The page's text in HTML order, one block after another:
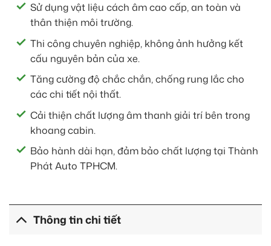
Sử dụng vật liệu cách âm cao cấp, an toàn và
thân thiện môi trường.
Thi công chuyên nghiệp, không ảnh hưởng kết
cấu nguyên bản của xe.
Tăng cường độ chắc chắn, chống rung lắc cho
các chi tiết nội thất.
Cải thiện chất lượng âm thanh giải trí bên trong
khoang cabin.
Bảo hành dài hạn, đảm bảo chất lượng tại Thành
Phát Auto TPHCM.
Thông tin chi tiết